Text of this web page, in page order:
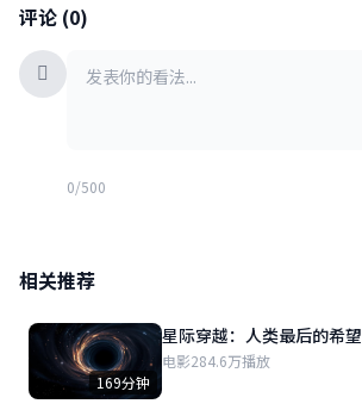
相关推荐
169分钟
星际穿越：人类最后的希望
电影284.6万播放
评论 (0)
0/500